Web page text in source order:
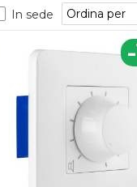
In sede